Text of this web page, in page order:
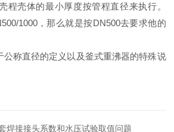
程壳体的最小厚度按管程直径来执行。
1000，那么就是按DN500去要求他的
公称直径的定义以及釜式重沸器的特殊说
焊接接头系数和水压试验取值问题